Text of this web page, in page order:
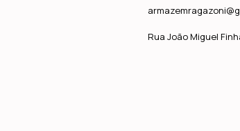
Rua João Miguel